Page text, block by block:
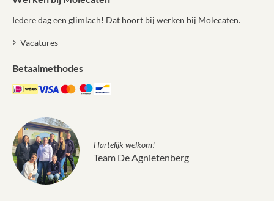
Iedere dag een glimlach! Dat hoort bij werken bij Molecaten.
Vacatures
Betaalmethodes
Hartelijk welkom!
Team De Agnietenberg